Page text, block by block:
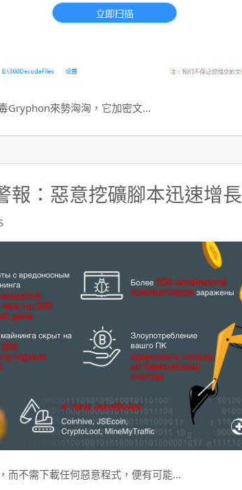
Gryphon來勢洶洶，它加密文…
報：惡意挖礦腳本迅速增長
而不需下載任何惡意程式，便有可能…